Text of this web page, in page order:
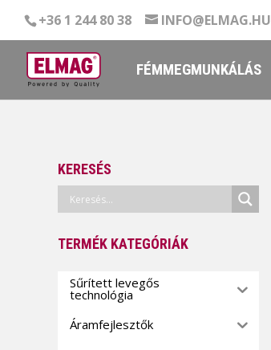
+36 1 244 80 38 INFO@ELMAG.HU
FÉMMEGMUNKÁLÁS
KERESÉS
TERMÉK KATEGÓRIÁK
Sűrített levegős
technológia
Áramfejlesztők